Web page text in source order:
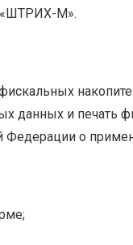
«ШТРИХ-М».
данных и печать
о